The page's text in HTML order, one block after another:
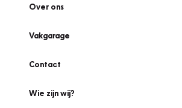
Over ons
Vakgarage
Contact
Wie zijn wij?